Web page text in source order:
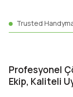
Trusted
Profesyonel
Ekip, Kaliteli